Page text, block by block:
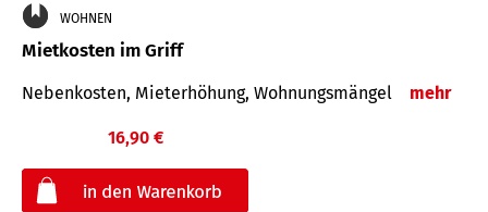
WOHNEN
Mietkosten im Griff
Nebenkosten, Mieterhöhung, Wohnungsmängel mehr
16,90 €